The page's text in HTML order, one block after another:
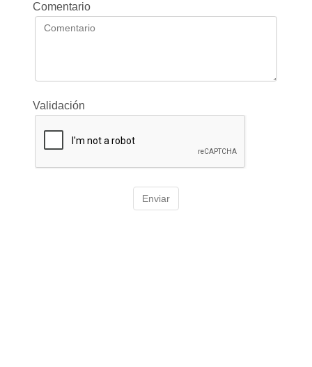
Comentario
Validación